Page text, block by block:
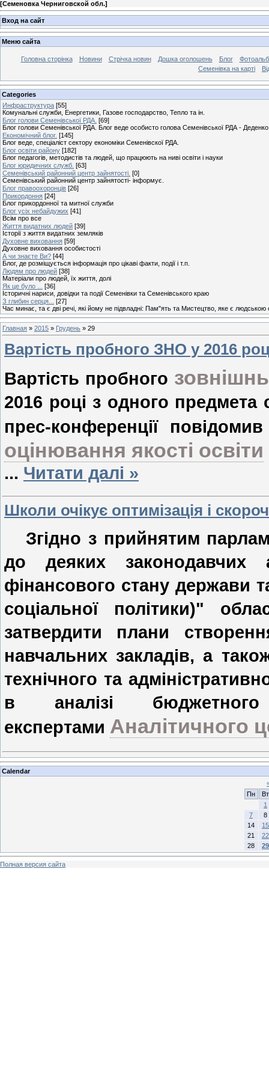
[Семеновка Черниговской обл.]
Вход на сайт
Меню сайта
Головна сторінка Новини Стрічка новин Дошка оголошень Блог
Семенівка на карті
Categories
Инфраструктура [55]
Комунальні служби, Енергетики, Газове господарство, Тепло та ін.
Блог голови Семенівської РДА. [69]
Блог голови Семенівської РДА. Блог веде особисто голова Семенівської РДА -
Економічний блог. [145]
Блог веде, спеціаліст сектору економіки Семенівскої РДА.
Блог освіти району [182]
Блог педагогів, методистів та людей, що працюють на ниві освіти і науки
Блог юридичних служб. [63]
Семенівський районний центр зайнятості. [0]
Семенівський районний центр зайнятості- інформує.
Блог правоохоронців [26]
Прикордоння [24]
Блог прикордонної та митної служби
Блог усіх небайдужих [41]
Всім про все
Життя видатних людей [39]
Історії з життя видатних земляків
Духовне виховання [59]
Духовне виховання особистості
А чи знаєте Ви? [44]
Блог, де розміщується інформація про цікаві факти, події і т.п.
Людям про людей [38]
Матеріали про людей, їх життя, долі
Як це було ...
[36]
Історичні нариси, довідки та події Семенівки та Семенівського краю
З глибин серця...
[27]
Час минає, та є дві речі, які йому не підвладні: Пам"ять та Мистецтво, яке є
Главная » 2015 » Грудень » 29
Вартість пробного ЗНО у 2016
Вартість пробного
2016 році з одного предмета
прес-конференції
оцінювання якості освіти
... Читати далі »
Школи очікує оптимізація і
Згідно з прийнятим
до деяких законодавчих
фінансового стану держави
соціальної політики)"
затвердити плани
навчальних закладів, а
технічного та
в аналізі бюджетного
експертами Аналітичного
Calendar
Пн
Вт
1
7
8
14
15
21
22
28
29
Полная версия сайта